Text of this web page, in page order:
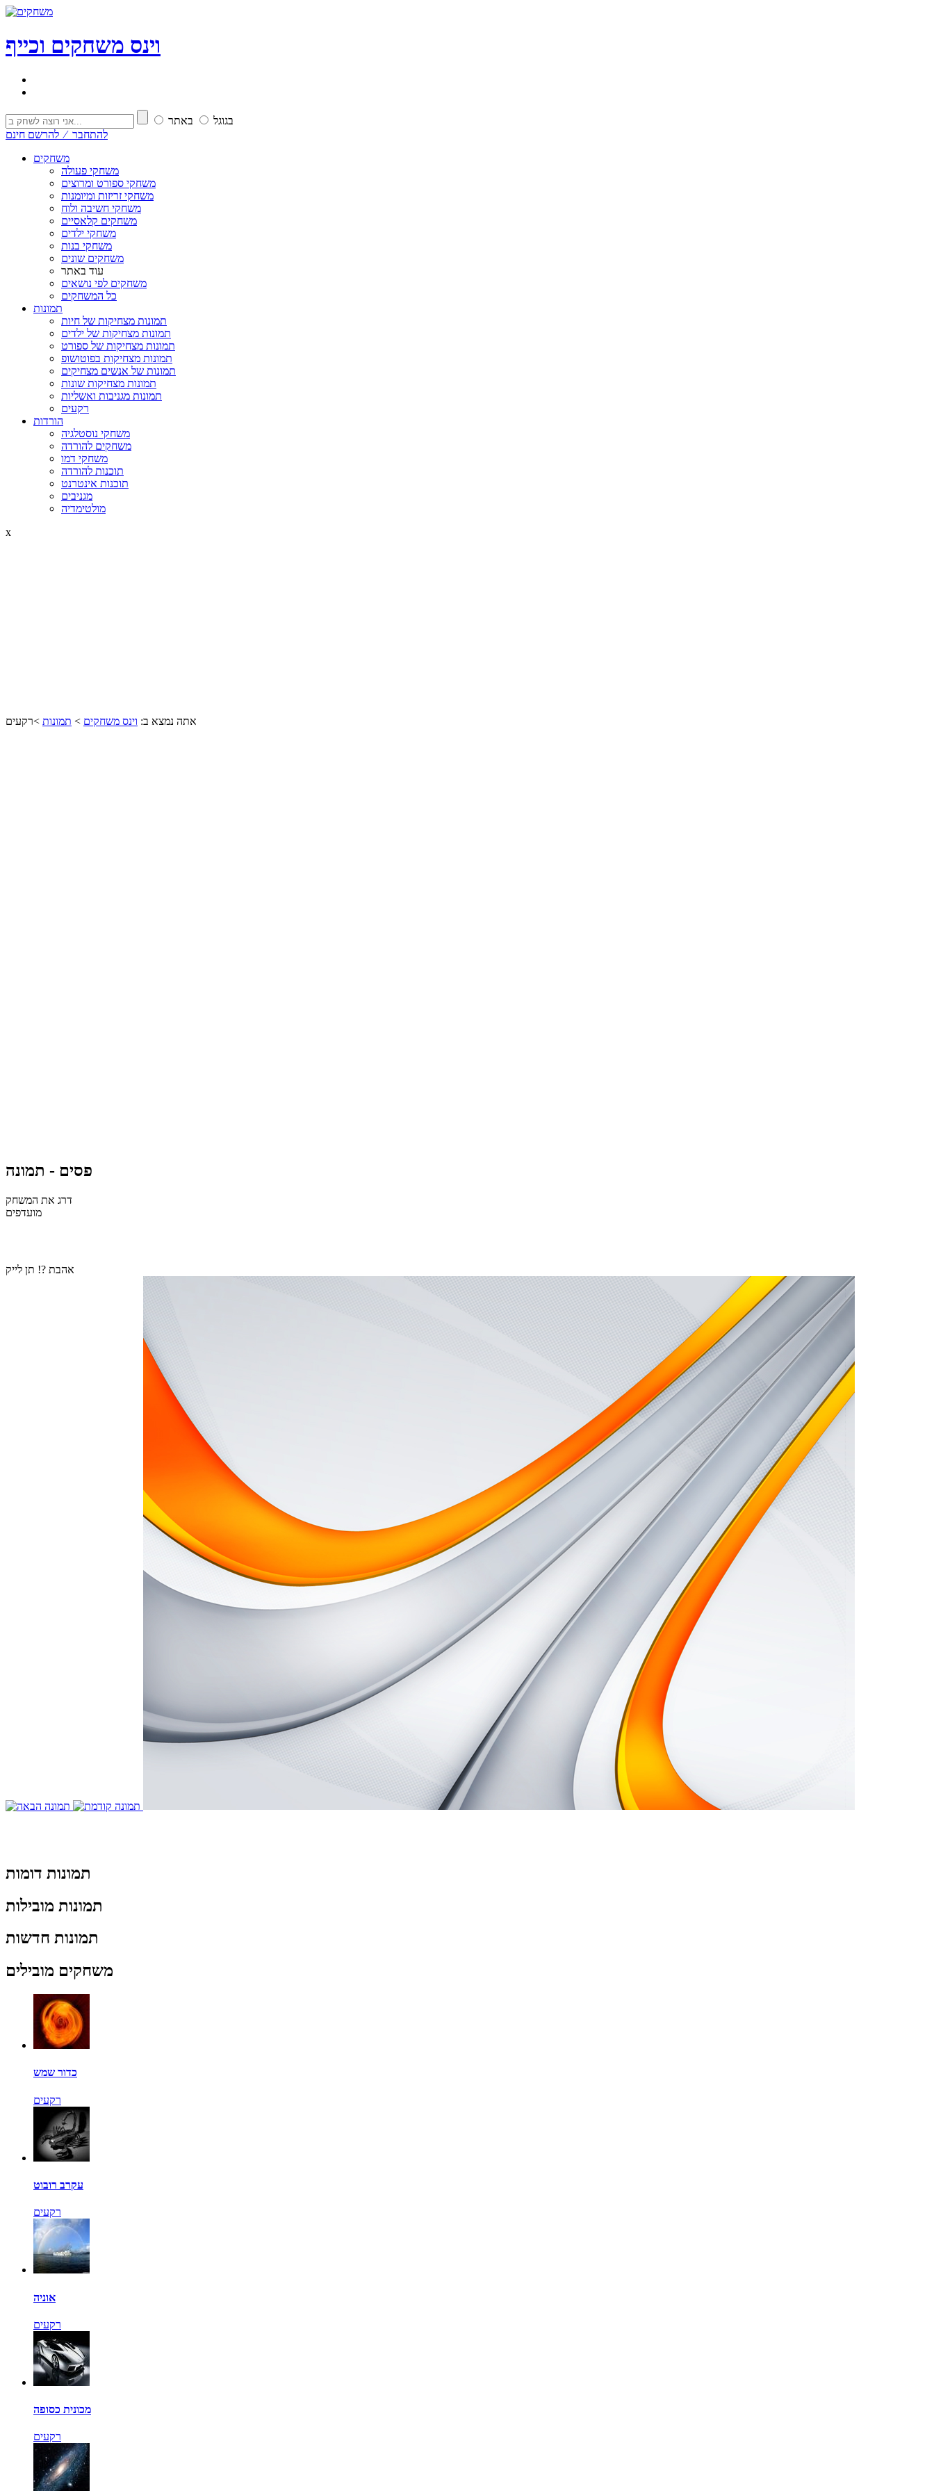
וינס משחקים וכייף
בגוגל
באתר
להתחבר ⁄ להרשם חינם
משחקים
משחקי פעולה
משחקי ספורט ומרוצים
משחקי זריזות ומיומנות
משחקי חשיבה ולוח
משחקים קלאסיים
משחקי ילדים
משחקי בנות
משחקים שונים
עוד באתר
משחקים לפי נושאים
כל המשחקים
תמונות
תמונות מצחיקות של חיות
תמונות מצחיקות של ילדים
תמונות מצחיקות של ספורט
תמונות מצחיקות בפוטושופ
תמונות של אנשים מצחיקים
תמונות מצחיקות שונות
תמונות מגניבות ואשליות
רקעים
הורדות
משחקי נוסטלגיה
משחקים להורדה
משחקי דמו
תוכנות להורדה
תוכנות אינטרנט
מגניבים
מולטימדיה
x
אתה נמצא ב: וינס משחקים > תמונות >רקעים
פסים - תמונה
דרג את המשחק
מועדפים
תמונות דומות
תמונות מובילות
תמונות חדשות
משחקים מובילים
כדור שמש
רקעים
עקרב רובוט
רקעים
אוניה
רקעים
מכונית כסופה
רקעים